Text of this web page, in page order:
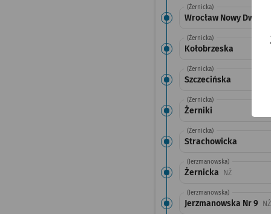
(Żernicka)
Wrocław Nowy Dwór
(Żernicka)
Kołobrzeska
(Żernicka)
Szczecińska
(Żernicka)
Żerniki
(Żernicka)
Strachowicka
(Jerzmanowska)
Żernicka NŻPrzystanek
(Jerzmanowska)
Jerzmanowska Nr 9 NŻ